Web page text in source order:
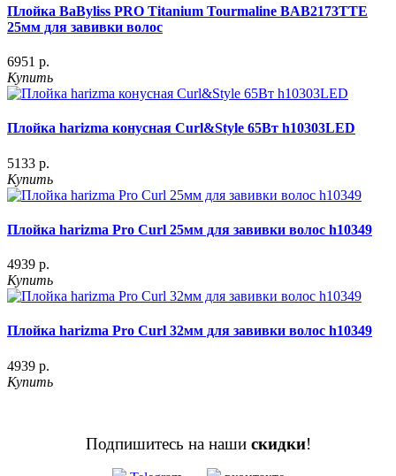
Плойка BaByliss PRO Titanium Tourmaline BAB2173TTE
25мм для завивки волос
6951 р.
Купить
Плойка harizma конусная Curl&Style 65Вт h10303LED
5133 р.
Купить
Плойка harizma Pro Curl 25мм для завивки волос h10349
4939 р.
Купить
Плойка harizma Pro Curl 32мм для завивки волос h10349
4939 р.
Купить
Подпишитесь на наши скидки!